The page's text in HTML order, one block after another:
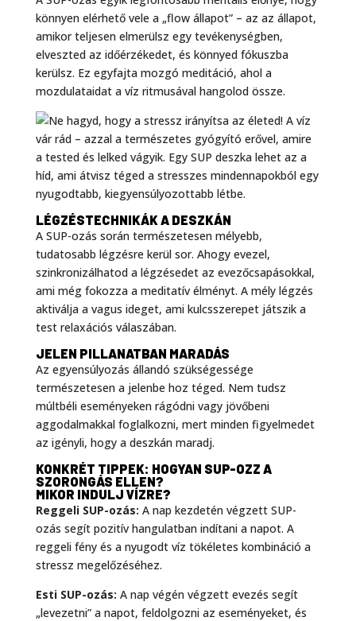
könnyen elérhető vele a „flow állapot” – az az állapot,
amikor teljesen elmerülsz egy tevékenységben,
elveszted az időérzékedet, és könnyed fókuszba
kerülsz. Ez egyfajta mozgó meditáció, ahol a
mozdulataidat a víz ritmusával hangolod össze.
LÉGZÉSTECHNIKÁK A DESZKÁN
A SUP-ozás során természetesen mélyebb,
tudatosabb légzésre kerül sor. Ahogy evezel,
szinkronizálhatod a légzésedet az evezőcsapásokkal,
ami még fokozza a meditatív élményt. A mély légzés
aktiválja a vagus ideget, ami kulcsszerepet játszik a
test relaxációs válaszában.
JELEN PILLANATBAN MARADÁS
Az egyensúlyozás állandó szükségessége
természetesen a jelenbe hoz téged. Nem tudsz
múltbéli eseményeken rágódni vagy jövőbeni
aggodalmakkal foglalkozni, mert minden figyelmedet
az igényli, hogy a deszkán maradj.
KONKRÉT TIPPEK: HOGYAN SUP-OZZ A
SZORONGÁS ELLEN?
MIKOR INDULJ VÍZRE?
Reggeli SUP-ozás: A nap kezdetén végzett SUP-
ozás segít pozitív hangulatban indítani a napot. A
reggeli fény és a nyugodt víz tökéletes kombináció a
stressz megelőzéséhez.
Esti SUP-ozás: A nap végén végzett evezés segít
„levezetni” a napot, feldolgozni az eseményeket, és